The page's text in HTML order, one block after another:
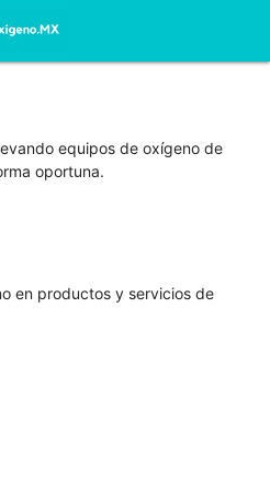
equipos de oxígeno de
oportuna.
en productos y servicios de